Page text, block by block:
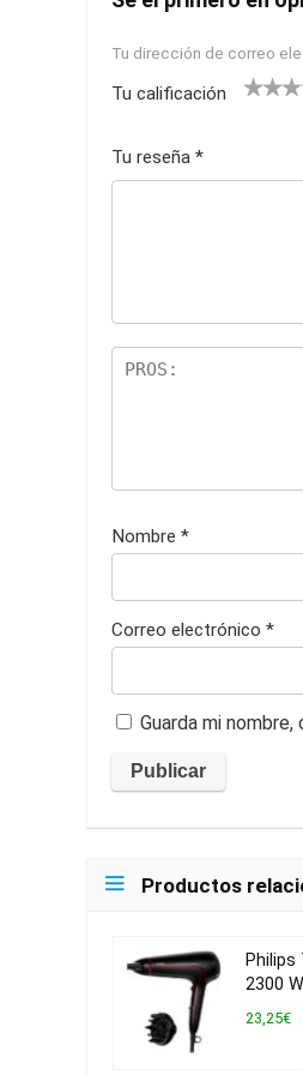
Tu dirección de correo
Tu calificación
Tu reseña *
Nombre *
Correo electrónico *
Guarda mi
Productos
2300 W
23,25€